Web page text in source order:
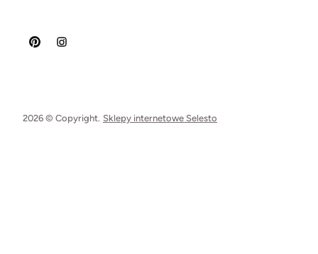
2026 © Copyright. Sklepy internetowe Selesto